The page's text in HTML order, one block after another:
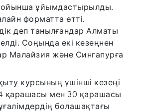
ұйымдастырылды.
форматта өтті.
деп танылғандар Алматы
Соңында екі кезеңнен
Малайзия және Сингапурға
курсының үшінші кезеңі
қарашасы мен 30 қарашасы
болашақтағы